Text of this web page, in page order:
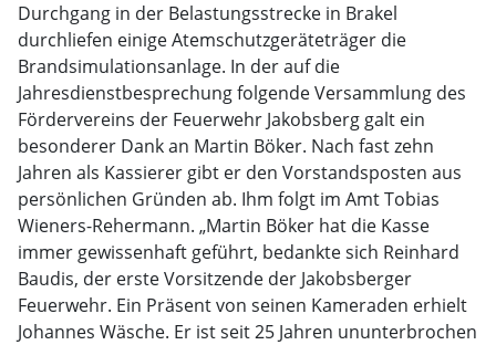
Durchgang in der Belastungsstrecke in Brakel
durchliefen einige Atemschutzgeräteträger die
Brandsimulationsanlage. In der auf die
Jahresdienstbesprechung folgende Versammlung des
Fördervereins der Feuerwehr Jakobsberg galt ein
besonderer Dank an Martin Böker. Nach fast zehn
Jahren als Kassierer gibt er den Vorstandsposten aus
persönlichen Gründen ab. Ihm folgt im Amt Tobias
Wieners-Rehermann. „Martin Böker hat die Kasse
immer gewissenhaft geführt, bedankte sich Reinhard
Baudis, der erste Vorsitzende der Jakobsberger
Feuerwehr. Ein Präsent von seinen Kameraden erhielt
Johannes Wäsche. Er ist seit 25 Jahren ununterbrochen